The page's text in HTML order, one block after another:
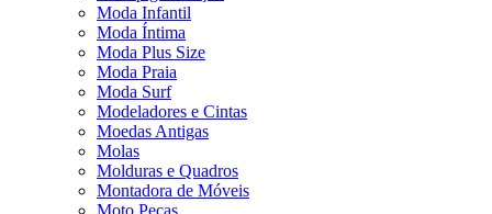
Moda Infantil
Moda Íntima
Moda Plus Size
Moda Praia
Moda Surf
Modeladores e Cintas
Moedas Antigas
Molas
Molduras e Quadros
Montadora de Móveis
Moto Peças